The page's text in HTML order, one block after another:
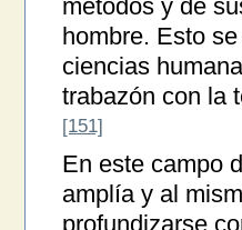
métodos y de
hombre. Esto
ciencias
trabazón con la
[151]
En este campo
amplía y al
profundizarse